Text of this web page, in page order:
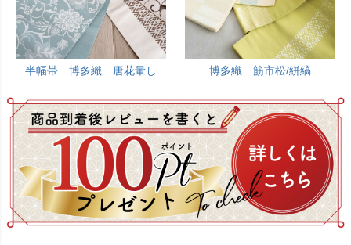
半幅帯 博多織 唐花暈し 博多織 筋市松/絣縞